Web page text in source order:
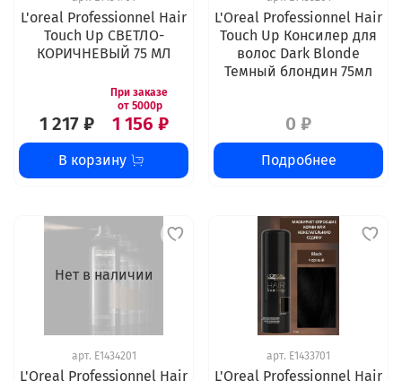
L'oreal Professionnel Hair
Touch Up СВЕТЛО-
КОРИЧНЕВЫЙ 75 МЛ
1 217 ₽ 1 156 ₽
В корзину
L'Oreal Professionnel Hair
Touch Up Консилер для
волос Dark Blonde
Темный блондин 75мл
0 ₽
Подробнее
Нет в наличии
арт. E1434201
L'Oreal Professionnel Hair
арт. E1433701
L'Oreal Professionnel Hair